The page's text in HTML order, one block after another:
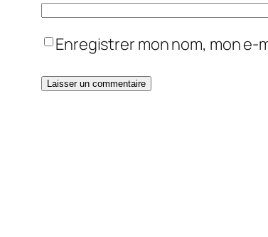
Enregistrer mon nom, mon